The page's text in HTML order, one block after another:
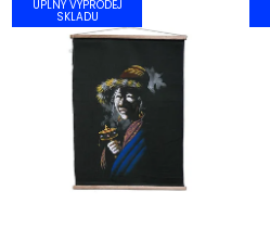
ÚPLNÝ VÝPRODEJ
SKLADU